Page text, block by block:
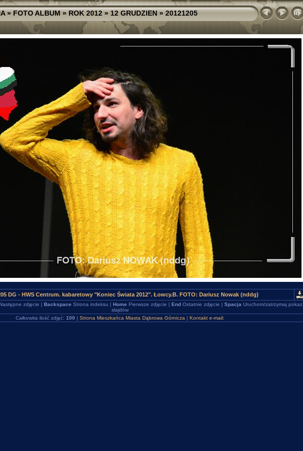
»FOTO ALBUM»ROK 2012»12 GRUDZIEN»20121205
DG - HWS Centrum. kabaretowy "Koniec Świata 2012". Łowcy.B. FOTO: Dariusz Nowak (nddg)
zdjęcie | Backspace Strona indeksu | Home Pierwsze zdjęcie | EndOstatnie zdjęcie | Spacja Uruchom/zatrzymaj pokaz
slajdów
Całkowita ilość zdjęć: 100 | Strona Mieszkańca Miasta Dąbrowa Górnicza | Kontakt e-mail: